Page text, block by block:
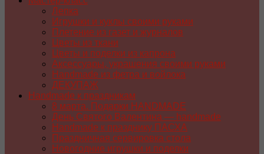
Лепка
Игрушки и куклы своими руками
Плетение из газет и журналов
Цветы из ткани
Цветы и поделки из капрона
Аксессуары, украшения своими руками
Handmade из фетра и войлока
ДЕКУПАЖ
Handmade к праздникам
8 марта. Подарки HANDMADE
День Святого Валентина — handmade
Handmade к празднику ПАСХA
Праздничная сервировка стола
Новогодние игрушки и поделки